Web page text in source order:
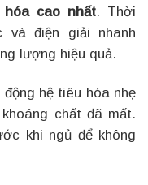
cao nhất. Thời
điện giải nhanh
lượng hiệu quả.
hệ tiêu hóa nhẹ
chất đã mất.
khi ngủ để không